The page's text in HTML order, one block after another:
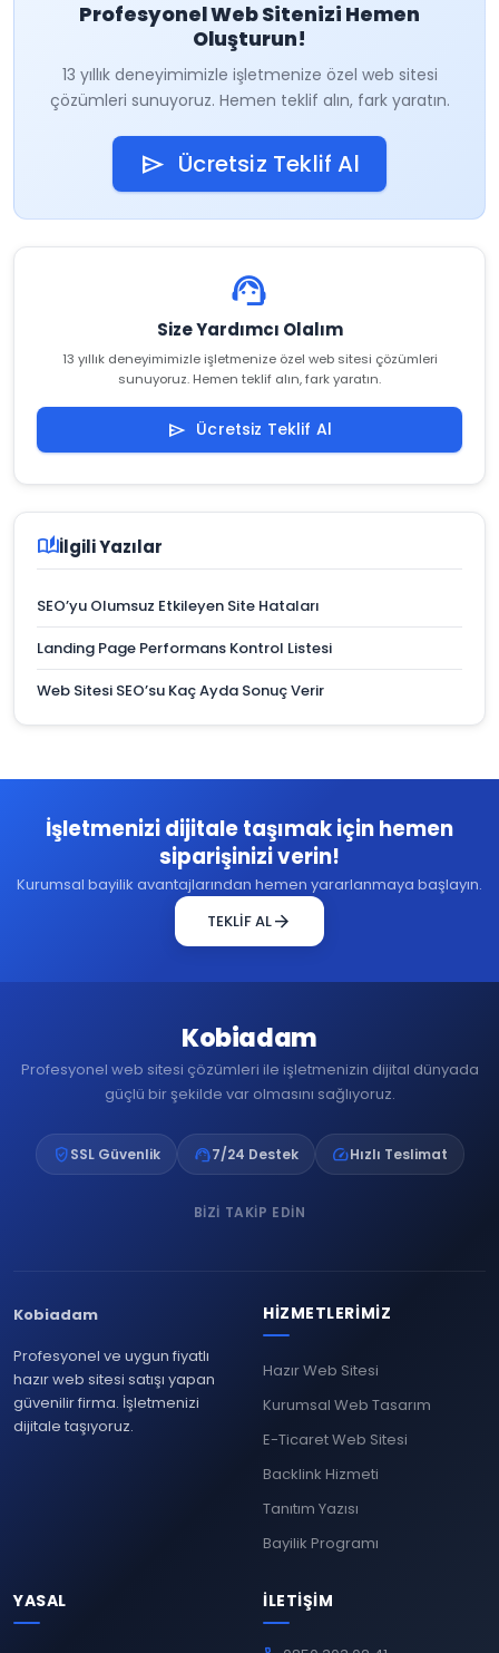
Profesyonel Web Sitenizi Hemen
Oluşturun!
13 yıllık deneyimimizle işletmenize özel web sitesi
çözümleri sunuyoruz. Hemen teklif alın, fark yaratın.
send Ücretsiz Teklif Al
support_agent
Size Yardımcı Olalım
13 yıllık deneyimimizle işletmenize özel web sitesi çözümleri
sunuyoruz. Hemen teklif alın, fark yaratın.
send Ücretsiz Teklif Al
auto_storiesİlgili Yazılar
SEO’yu Olumsuz Etkileyen Site Hataları
Landing Page Performans Kontrol Listesi
Web Sitesi SEO’su Kaç Ayda Sonuç Verir
İşletmenizi dijitale taşımak için hemen
siparişinizi verin!
Kurumsal bayilik avantajlarından hemen yararlanmaya başlayın.
TEKLİF ALarrow_forward
Kobiadam
Profesyonel web sitesi çözümleri ile işletmenizin dijital dünyada
güçlü bir şekilde var olmasını sağlıyoruz.
verified_userSSL Güvenlik support_agent7/24 Destek speedHızlı Teslimat
BIZI TAKIP EDIN
Kobiadam
Profesyonel ve uygun fiyatlı
hazır web sitesi satışı yapan
güvenilir firma. İşletmenizi
dijitale taşıyoruz.
HIZMETLERIMIZ
Hazır Web Sitesi
Kurumsal Web Tasarım
E-Ticaret Web Sitesi
Backlink Hizmeti
Tanıtım Yazısı
Bayilik Programı
YASAL İLETIŞIM